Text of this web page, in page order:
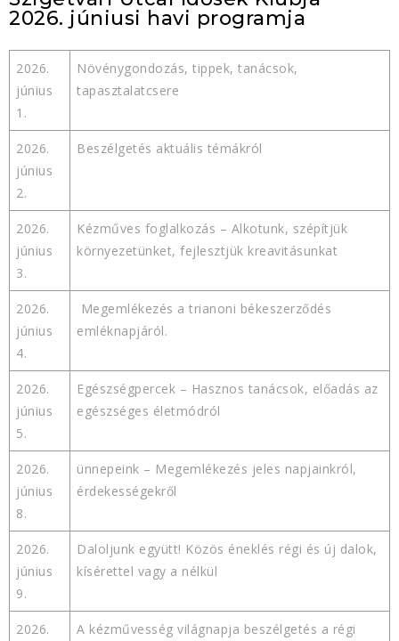
2026. júniusi havi programja
2026.
június
1.
Növénygondozás, tippek, tanácsok,
tapasztalatcsere
2026.
június
2.
Beszélgetés aktuális témákról
2026.
június
3.
Kézműves foglalkozás – Alkotunk, szépítjük
környezetünket, fejlesztjük kreavitásunkat
2026.
június
4.
Megemlékezés a trianoni békeszerződés
emléknapjáról.
2026.
június
5.
Egészségpercek – Hasznos tanácsok, előadás az
egészséges életmódról
2026.
június
8.
ünnepeink – Megemlékezés jeles napjainkról,
érdekességekről
2026.
június
9.
Daloljunk együtt! Közös éneklés régi és új dalok,
kísérettel vagy a nélkül
2026.
A kézművesség világnapja beszélgetés a régi